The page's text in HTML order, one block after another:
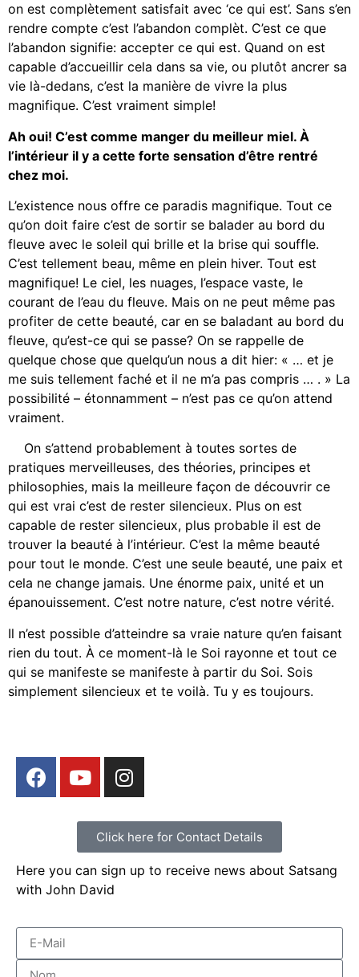
on est complètement satisfait avec ‘ce qui est’. Sans s’en
rendre compte c’est l’abandon complèt. C’est ce que
l’abandon signifie: accepter ce qui est. Quand on est
capable d’accueillir cela dans sa vie, ou plutôt ancrer sa
vie là-dedans, c’est la manière de vivre la plus
magnifique. C’est vraiment simple!
Ah oui! C’est comme manger du meilleur miel. À
l’intérieur il y a cette forte sensation d’être rentré
chez moi.
L’existence nous offre ce paradis magnifique. Tout ce
qu’on doit faire c’est de sortir se balader au bord du
fleuve avec le soleil qui brille et la brise qui souffle.
C’est tellement beau, même en plein hiver. Tout est
magnifique! Le ciel, les nuages, l’espace vaste, le
courant de l’eau du fleuve. Mais on ne peut même pas
profiter de cette beauté, car en se baladant au bord du
fleuve, qu’est-ce qui se passe? On se rappelle de
quelque chose que quelqu’un nous a dit hier: « … et je
me suis tellement faché et il ne m’a pas compris … . » La
possibilité – étonnamment – n’est pas ce qu’on attend
vraiment.
On s’attend probablement à toutes sortes de
pratiques merveilleuses, des théories, principes et
philosophies, mais la meilleure façon de découvrir ce
qui est vrai c’est de rester silencieux. Plus on est
capable de rester silencieux, plus probable il est de
trouver la beauté à l’intérieur. C’est la même beauté
pour tout le monde. C’est une seule beauté, une paix et
cela ne change jamais. Une énorme paix, unité et un
épanouissement. C’est notre nature, c’est notre vérité.
Il n’est possible d’atteindre sa vraie nature qu’en faisant
rien du tout. À ce moment-là le Soi rayonne et tout ce
qui se manifeste se manifeste à partir du Soi. Sois
simplement silencieux et te voilà. Tu y es toujours.
Click here for Contact Details
Here you can sign up to receive news about Satsang
with John David